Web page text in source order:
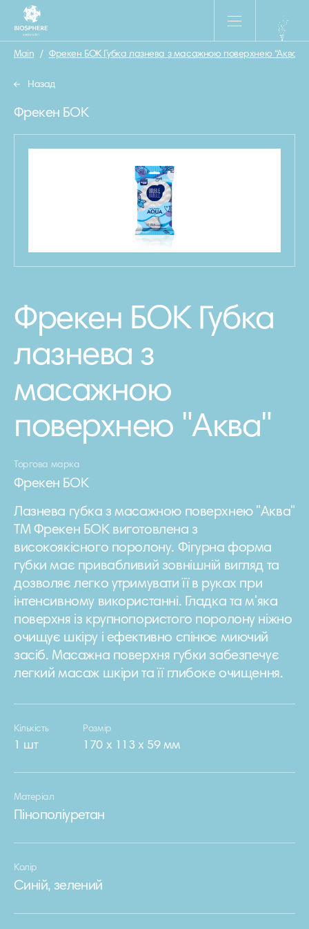
Main / Фрекен БОК Губка лазнева з масажною поверхнею “Аква”
Назад
Фрекен БОК
Фрекен БОК Губка
лазнева з
масажною
поверхнею "Аква"
Торгова марка
Фрекен БОК
Лазнева губка з масажною поверхнею "Аква"
ТМ Фрекен БОК виготовлена з
високоякісного поролону. Фігурна форма
губки має привабливий зовнішній вигляд та
дозволяє легко утримувати її в руках при
інтенсивному використанні. Гладка та м'яка
поверхня із крупнопористого поролону ніжно
очищує шкіру і ефективно спінює миючий
засіб. Масажна поверхня губки забезпечує
легкий масаж шкіри та її глибоке очищення.
Кількість
1 шт
Розмір
170 х 113 х 59 мм
Матеріал
Пінополіуретан
Колір
Cиній, зелений